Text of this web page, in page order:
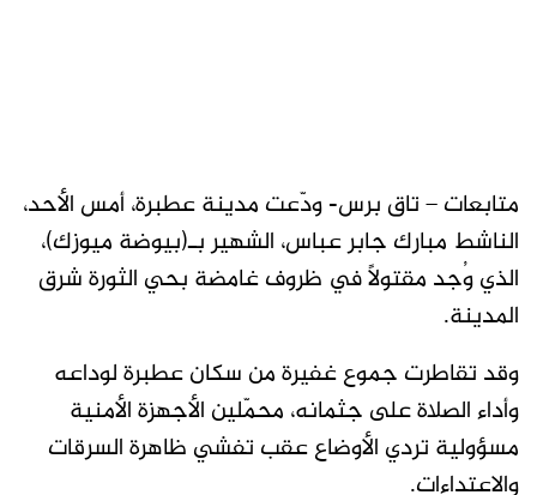
متابعات – تاق برس- ودّعت مدينة عطبرة، أمس الأحد،
الناشط مبارك جابر عباس، الشهير بـ(بيوضة ميوزك)،
الذي وُجد مقتولًا في ظروف غامضة بحي الثورة شرق
المدينة.
وقد تقاطرت جموع غفيرة من سكان عطبرة لوداعه
وأداء الصلاة على جثمانه، محمّلين الأجهزة الأمنية
مسؤولية تردي الأوضاع عقب تفشي ظاهرة السرقات
والاعتداءات.